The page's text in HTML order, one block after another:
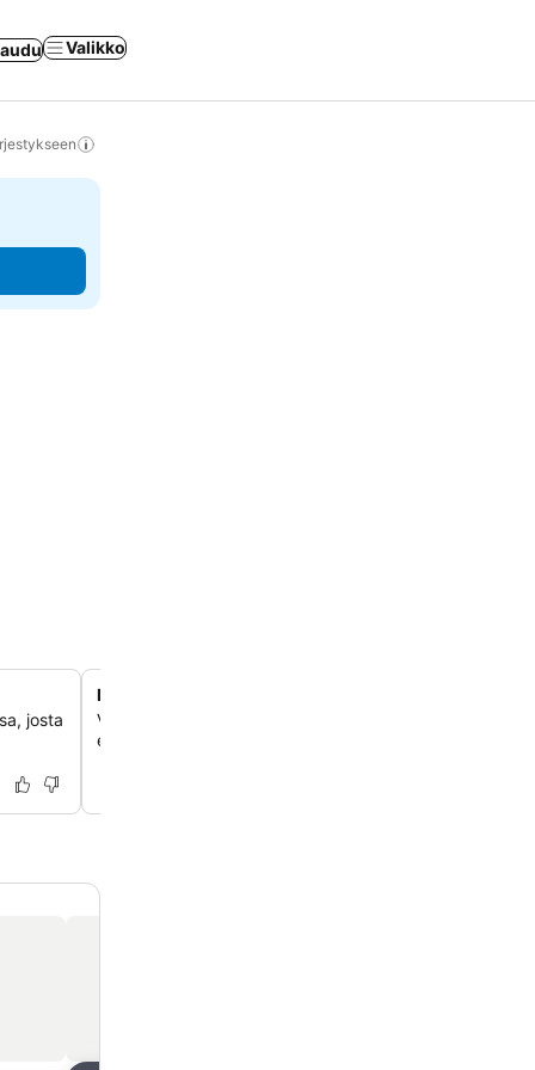
Valikko
josta
Kesäiset elävän musiikin illat
Vietä viihdyttäviä iltoja ravintolan terassilla kesäisin ja
elävän musiikin parissa.